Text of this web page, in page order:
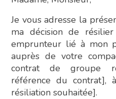
Je vous adresse la
ma décision de
emprunteur lié à mon
auprès de votre
contrat de groupe
référence du contrat],
résiliation souhaitée].